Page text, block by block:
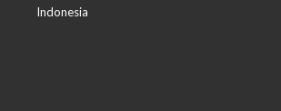
Indonesia